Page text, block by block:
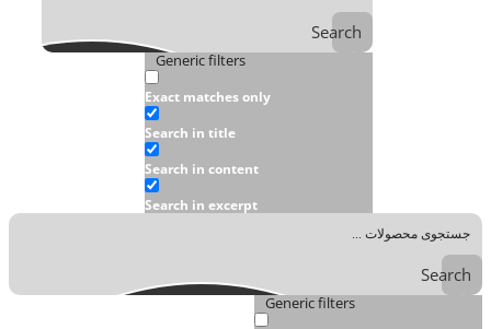
Search
Generic filters
Exact matches only
Search in title
Search in content
Search in excerpt
Search
Generic filters